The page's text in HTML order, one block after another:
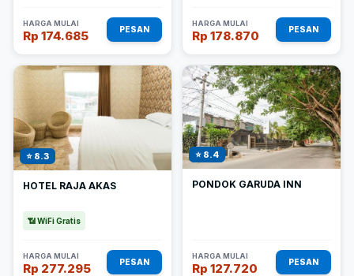
HARGA MULAI
Rp 174.685 PESAN
HARGA MULAI
Rp 178.870 PESAN
⭐ 8.3
HOTEL RAJA AKAS
📶 WiFi Gratis
HARGA MULAI
Rp 277.295 PESAN
⭐ 8.4
PONDOK GARUDA INN
HARGA MULAI
Rp 127.720 PESAN